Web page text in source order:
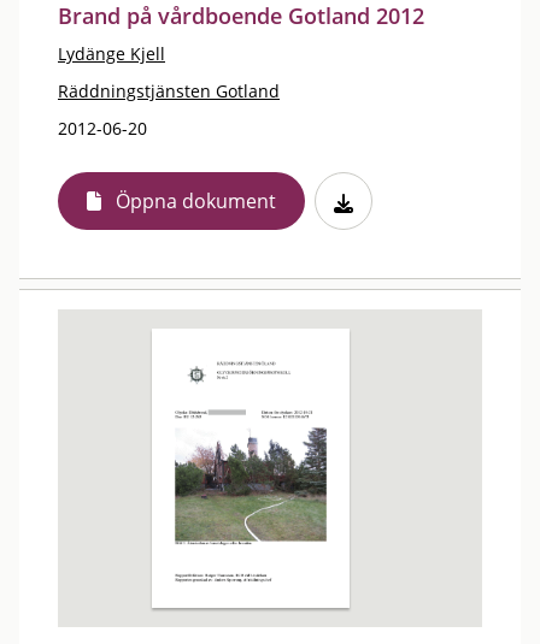
Brand på vårdboende Gotland 2012
Lydänge Kjell
Räddningstjänsten Gotland
2012-06-20
Öppna dokument